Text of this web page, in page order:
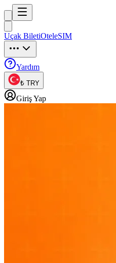
Tripuck
Uçak BiletiOteleSIM
Yardım
₺ TRY
Giriş Yap